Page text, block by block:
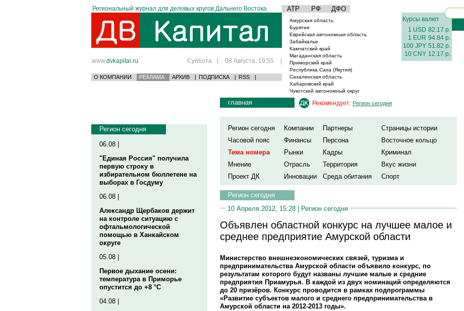
Региональный журнал для деловых кругов Дальнего Востока АТР РФ ДФО
www.dvkapital.ru Суббота | 08 Августа, 19:55 |
О КОМПАНИИ РЕКЛАМА АРХИВ | ПОДПИСКА | RSS |
Амурская область
Бурятия
Еврейская автономная область
Забайкалье
Камчатский край
Магаданская область
Приморский край
Республика Саха (Якутия)
Сахалинская область
Хабаровский край
Чукотский автономный округ
Курсы валют
1 USD 82.17 р.
1 EUR 94.84 р.
100 JPY 51.82 р.
10 CNY 12.17 р.
Регион сегодня
06.08 |
"Единая Россия" получила
первую строку в
избирательном бюллетене на
выборах в Госдуму
06.08 |
Александр Щербаков держит
на контроле ситуацию с
офтальмологической
помощью в Ханкайском
округе
05.08 |
Первое дыхание осени:
температура в Приморье
опустится до +8 °C
04.08 |
главная Рекомендует: Регион сегодня
Регион сегодня Компании Партнеры
Страницы истории
Часовой пояс
Финансы Персона
Восточное кольцо
Тема номера
Рынки Кадры
Криминал
Мнение
Отрасль Территория
Вкус жизни
Проект ДК
Инновации Среда обитания Спорт
Регион сегодня
10 Апреля 2012, 15:28 | Регион сегодня
Объявлен областной конкурс на лучшее малое и
среднее предприятие Амурской области
Министерство внешнеэкономических связей, туризма и
предпринимательства Амурской области объявило конкурс, по
результатам которого будут названы лучшие малые и средние
предприятия Приамурья. В каждой из двух номинаций определяются
до 20 призёров. Конкурс проводится в рамках подпрограммы
«Развитие субъектов малого и среднего предпринимательства в
Амурской области на 2012-2013 годы».